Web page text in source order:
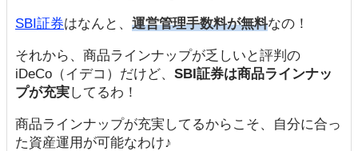
SBI証券はなんと、 運営管理手数料が無料なの！
それから、商品ラインナップが乏しいと評判の
iDeCo（イデコ）だけど、 SBI証券は商品ラインナッ
プが充実してるわ！
商品ラインナップが充実してるからこそ、自分に合っ
た資産運用が可能なわけ♪